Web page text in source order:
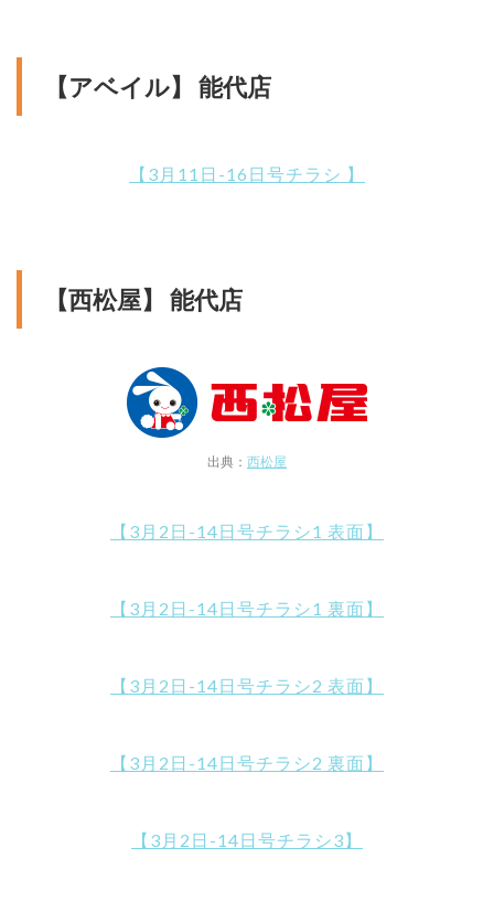
【アベイル】 能代店
【3月11日-16日号チラシ 】
【西松屋】 能代店
出典： 西松屋
【3月2日-14日号チラシ1 表面】
【3月2日-14日号チラシ1 裏面】
【3月2日-14日号チラシ2 表面】
【3月2日-14日号チラシ2 裏面】
【3月2日-14日号チラシ3】